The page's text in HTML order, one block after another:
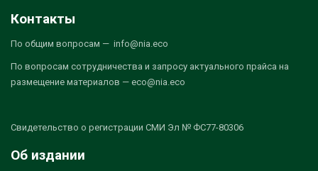
Контакты
По общим вопросам — info@nia.eco
По вопросам сотрудничества и запросу актуального прайса на
размещение материалов — eco@nia.eco
Свидетельство о регистрации СМИ Эл № ФС77-80306
Об издании